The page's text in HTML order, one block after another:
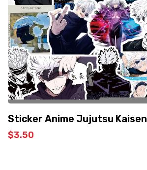
Sticker Anime Jujutsu Kaisen
$3.50